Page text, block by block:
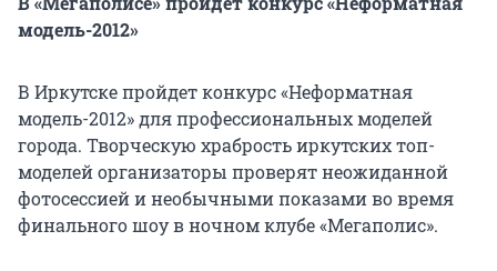
модель-2012»
В Иркутске пройдет конкурс «Неформатная
модель-2012» для профессиональных моделей
города. Творческую храбрость иркутских топ-
моделей организаторы проверят неожиданной
фотосессией и необычными показами во время
финального шоу в ночном клубе «Мегаполис».